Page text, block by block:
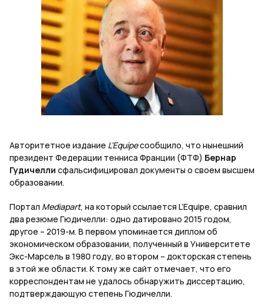
Авторитетное издание L’Equipeсообщило, что нынешний
президент Федерации тенниса Франции (ФТФ) Бернар
Гудичелли сфальсифицировал документы о своем высшем
образовании.
Портал Mediapart, на который ссылается L’Equipe, сравнил
два резюме Гюдичелли: одно датировано 2015 годом,
другое – 2019-м. В первом упоминается диплом об
экономическом образовании, полученный в Университете
Экс-Марсель в 1980 году, во втором – докторская степень
в этой же области. К тому же сайт отмечает, что его
корреспондентам не удалось обнаружить диссертацию,
подтверждающую степень Гюдичелли.